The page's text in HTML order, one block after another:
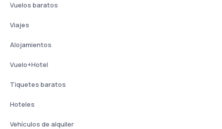
Vuelos baratos
Viajes
Alojamientos
Vuelo+Hotel
Tiquetes baratos
Hoteles
Vehículos de alquiler